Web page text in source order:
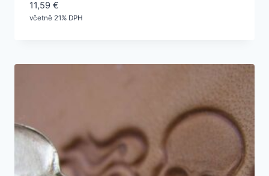
11,59 €
včetně 21% DPH